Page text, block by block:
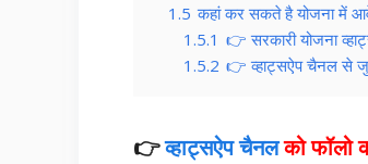
1.5 कहां कर सकते है योजना में
1.5.1 👉 सरकारी योजना
1.5.2 👉 व्हाट्सऐप चैनल से
👉व्हाट्सऐप चैनलको फॉलो